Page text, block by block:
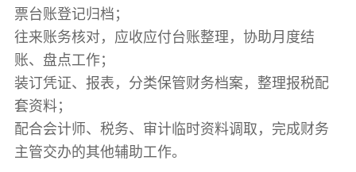
票台账登记归档；
往来账务核对，应收应付台账整理，协助月度结
账、盘点工作；
装订凭证、报表，分类保管财务档案，整理报税配
套资料；
配合会计师、税务、审计临时资料调取，完成财务